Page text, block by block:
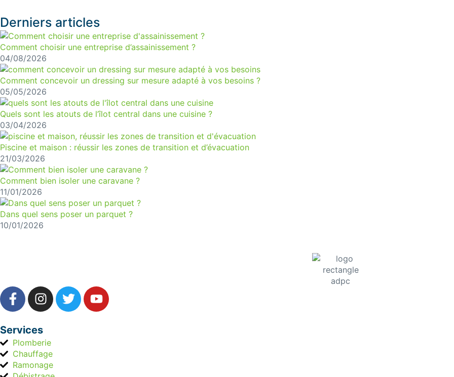
Derniers articles
Comment choisir une entreprise d’assainissement ?
04/08/2026
Comment concevoir un dressing sur mesure adapté à vos besoins ?
05/05/2026
Quels sont les atouts de l’îlot central dans une cuisine ?
03/04/2026
Piscine et maison : réussir les zones de transition et d’évacuation
21/03/2026
Comment bien isoler une caravane ?
11/01/2026
Dans quel sens poser un parquet ?
10/01/2026
Services
Plomberie
Chauffage
Ramonage